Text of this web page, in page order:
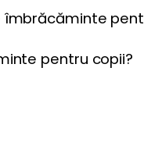
îmbrăcăminte
pentru copii?